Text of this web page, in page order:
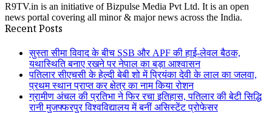
R9TV.in is an initiative of Bizpulse Media Pvt Ltd. It is an open
news portal covering all minor & major news across the India.
Recent Posts
सुस्ता सीमा विवाद के बीच SSB और APF की हाई-लेवल बैठक,
यथास्थिति बनाए रखने पर नेपाल का बड़ा आश्वासन
पतिलार सीएचसी के हेल्दी बेबी शो में प्रियंका देवी के लाल का जलवा,
प्रथम स्थान प्राप्त कर क्षेत्र का नाम किया रोशन
ग्रामीण अंचल की प्रतिभा ने फिर रचा इतिहास, पतिलार की बेटी सिद्धि
रानी मुजफ्फरपुर विश्वविद्यालय में बनीं असिस्टेंट प्रोफेसर